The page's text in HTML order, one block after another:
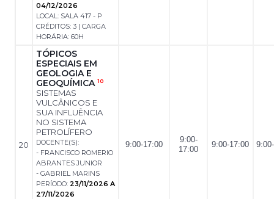
04/12/2026
LOCAL: SALA 417 - P
CRÉDITOS: 3 | CARGA
HORÁRIA: 60H
20
TÓPICOS
ESPECIAIS EM
GEOLOGIA E
GEOQUÍMICA 10
SISTEMAS
VULCÂNICOS E
SUA INFLUÊNCIA
NO SISTEMA
PETROLÍFERO
DOCENTE(S):
- FRANCISCO ROMERIO
ABRANTES JUNIOR
- GABRIEL MARINS
PERÍODO: 23/11/2026 A
27/11/2026
9:00-17:00
9:00-
17:00
9:00-17:00